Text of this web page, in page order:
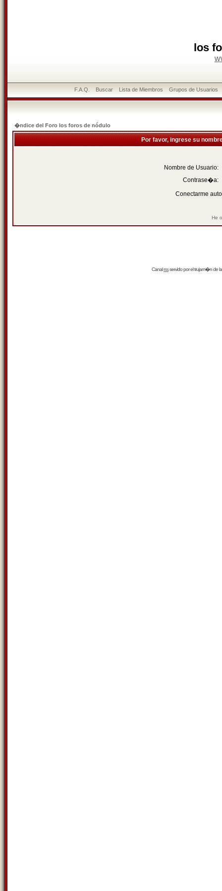
los
F.A.Q. Buscar Lista de Miembros Grupos de Usuarios
�ndice del Foro los foros de nódulo
Por favor, ingrese su
Nombre de Usuario:
Contrase�a:
Conectarme
He
Canalrssservido por eltrujam�nde